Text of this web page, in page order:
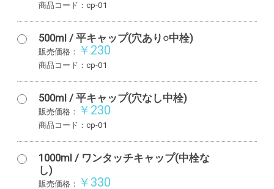
商品コード：cp-01
500ml / 平キャップ(穴あり○中栓)
販売価格： ￥230
商品コード：cp-01
500ml / 平キャップ(穴なし中栓)
販売価格： ￥230
商品コード：cp-01
1000ml / ワンタッチキャップ(中栓な
し)
販売価格： ￥330